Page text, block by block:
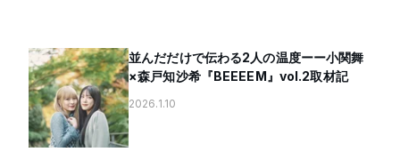
並んだだけで伝わる2人の温度ーー小関舞
×森戸知沙希『BEEEEM』vol.2取材記
2026.1.10